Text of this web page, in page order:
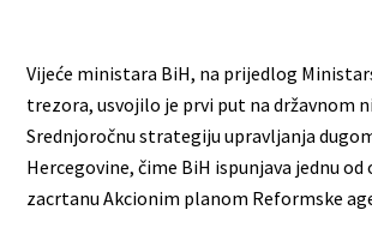
Vijeće ministara BiH, na prijedlog
trezora, usvojilo je prvi put na državnom
Srednjoročnu strategiju upravljanja
Hercegovine, čime BiH ispunjava jednu od
zacrtanu Akcionim planom Reformske